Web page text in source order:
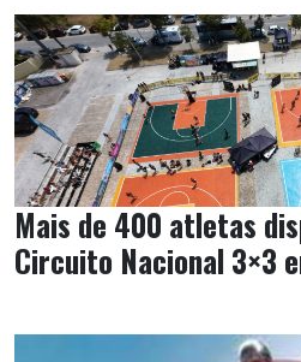
Mais de 400 atletas
Circuito Nacional 3×3